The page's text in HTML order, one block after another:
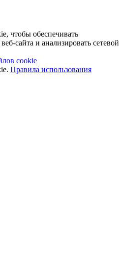
чтобы обеспечивать
сайта и анализировать сетевой
cookie
Правила использования